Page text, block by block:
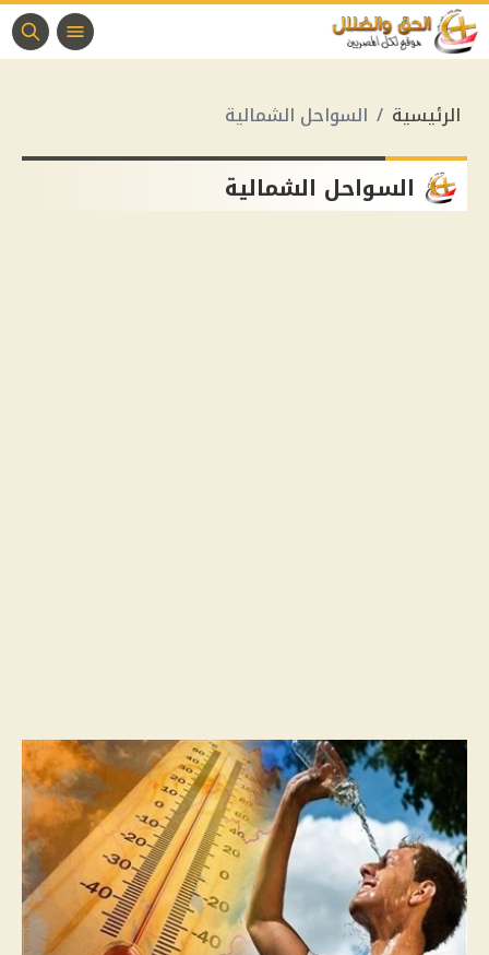
الرئيسية السواحل الشمالية
السواحل الشمالية